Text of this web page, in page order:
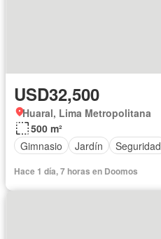
USD32,500
Huaral, Lima Metropolitana
500 m²
Gimnasio
Jardín Seguridad
Hace 1 día, 7 horas en Doomos